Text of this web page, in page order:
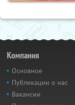
Компания
Основное
Публикации о нас
Вакансии